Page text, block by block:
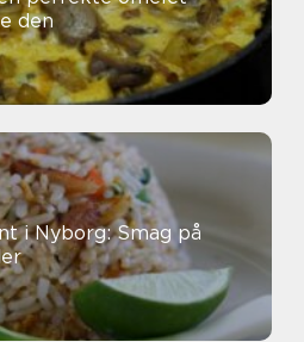
den
i Nyborg: Smag på